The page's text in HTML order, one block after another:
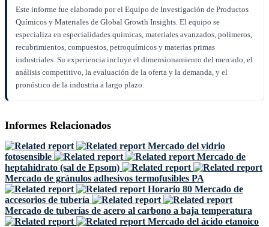
Este informe fue elaborado por el Equipo de Investigación de Productos
Químicos y Materiales de Global Growth Insights. El equipo se
especializa en especialidades químicas, materiales avanzados, polímeros,
recubrimientos, compuestos, petroquímicos y materias primas
industriales. Su experiencia incluye el dimensionamiento del mercado, el
análisis competitivo, la evaluación de la oferta y la demanda, y el
pronóstico de la industria a largo plazo.
Informes Relacionados
Mercado del vidrio
fotosensible
Mercado de
heptahidrato (sal de Epsom)
Mercado de gránulos adhesivos termofusibles PA
Horario 80 Mercado de
accesorios de tubería
Mercado de tuberías de acero al carbono a baja temperatura
Mercado del ácido etanoico